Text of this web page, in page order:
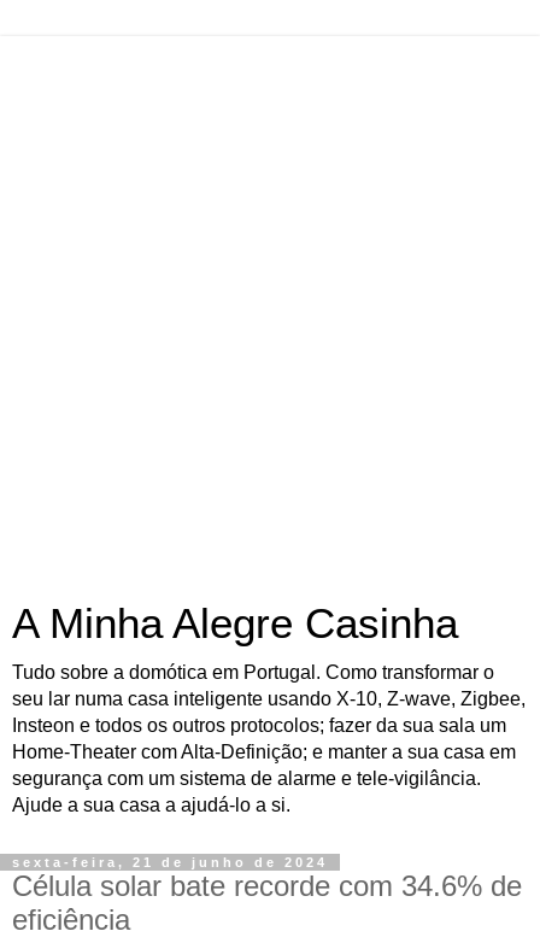
A Minha Alegre Casinha
Tudo sobre a domótica em Portugal. Como transformar o
seu lar numa casa inteligente usando X-10, Z-wave, Zigbee,
Insteon e todos os outros protocolos; fazer da sua sala um
Home-Theater com Alta-Definição; e manter a sua casa em
segurança com um sistema de alarme e tele-vigilância.
Ajude a sua casa a ajudá-lo a si.
sexta-feira, 21 de junho de 2024
Célula solar bate recorde com 34.6% de
eficiência